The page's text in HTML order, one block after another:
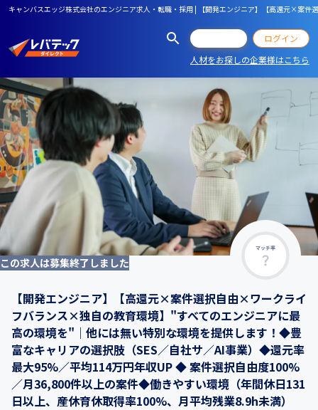
キャンバスエッジ株式会社のエンジニア求人・転職・採用 | 【開発エンジニア】【高還元×案
ログイン
人材をお探しの企業様はこちら
マッチ率
この求人は募集終了しました
【開発エンジニア】【高還元×案件選択自由×ワークライ
フバランス×独自の教育環境】"すべてのエンジニアに最
高の環境を"｜他には無い特別な環境を提供します！◆豊
富なキャリアの選択肢（SES／自社サ／AI事業）◆還元率
最大95%／平均114万円年収UP ◆ 案件選択自由度100%
／月36,800件以上の案件◆働きやすい環境（年間休日131
日以上、産休育休取得率100%、月平均残業8.9h未満）